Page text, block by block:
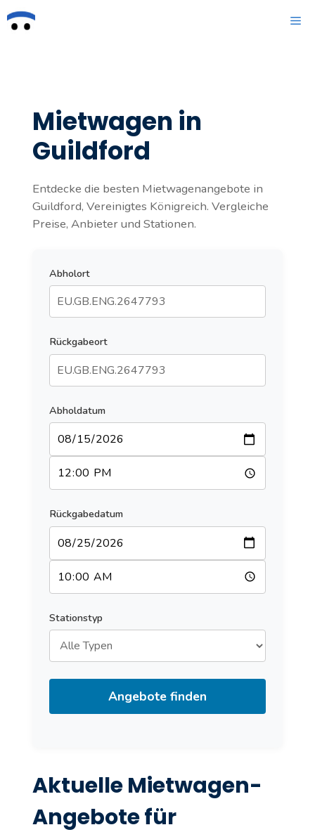
Zum
Inhalt
Mietwagen in
Guildford
Entdecke die besten Mietwagenangebote in
Guildford, Vereinigtes Königreich. Vergleiche
Preise, Anbieter und Stationen.
Abholort
Rückgabeort
Abholdatum
Rückgabedatum
Stationstyp
Angebote finden
Aktuelle Mietwagen-
Angebote für